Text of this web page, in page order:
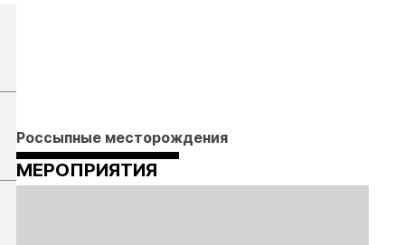
Россыпные месторождения
МЕРОПРИЯТИЯ